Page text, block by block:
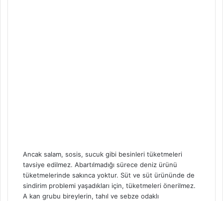
Ancak salam, sosis, sucuk gibi besinleri tüketmeleri
tavsiye edilmez. Abartılmadığı sürece deniz ürünü
tüketmelerinde sakınca yoktur. Süt ve süt ürününde de
sindirim problemi yaşadıkları için, tüketmeleri önerilmez.
A kan grubu bireylerin, tahıl ve sebze odaklı